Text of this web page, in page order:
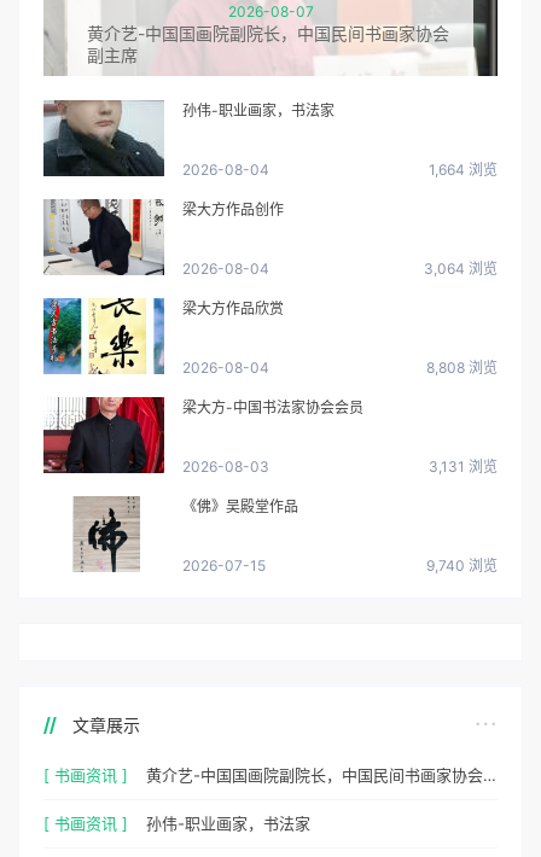
2026-08-07
黄介艺-中国国画院副院长，中国民间书画家协会
副主席
孙伟-职业画家，书法家
2026-08-04 1,664 浏览
梁大方作品创作
2026-08-04 3,064 浏览
梁大方作品欣赏
2026-08-04 8,808 浏览
梁大方-中国书法家协会会员
2026-08-03 3,131 浏览
《佛》吴殿堂作品
2026-07-15 9,740 浏览
文章展示
[ 书画资讯 ] 黄介艺-中国国画院副院长，中国民间书画家协会副主席
[ 书画资讯 ] 孙伟-职业画家，书法家